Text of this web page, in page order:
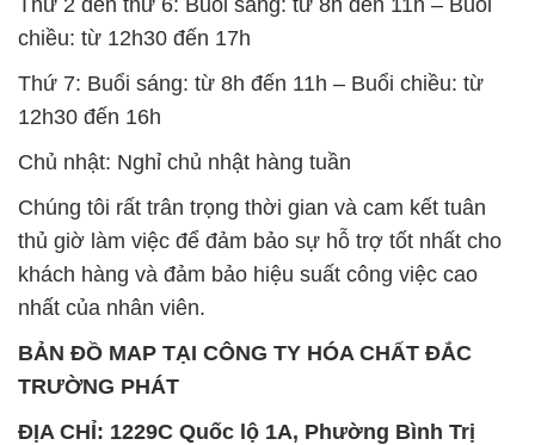
Chủ nhật: Nghỉ chủ nhật hàng tuần
thủ giờ làm việc để đảm bảo sự hỗ trợ tốt nhất cho
khách hàng và đảm bảo hiệu suất công việc cao
nhất của nhân viên.
BẢN ĐỒ MAP TẠI CÔNG TY HÓA CHẤT ĐẮC
TRƯỜNG PHÁT
ĐỊA CHỈ: 1229C Quốc lộ 1A, Phường Bình Trị
Đông B, Quận Bình Tân, Sài Gòn TP. Hồ Chí
Minh